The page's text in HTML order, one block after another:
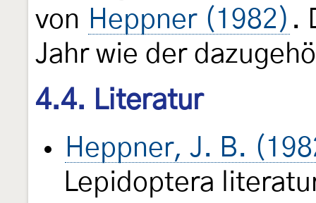
von Heppner (1982) .
Jahr wie der
4.4. Literatur
Heppner, J. B.
Lepidoptera